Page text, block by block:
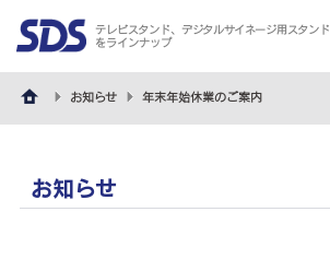
テレビスタンド、デジタルサイネージ用スタンド
をラインナップ
お知らせ 年末年始休業のご案内
お知らせ